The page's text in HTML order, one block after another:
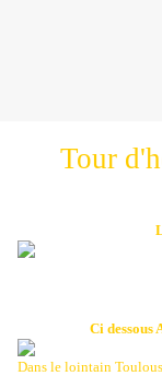
Tour
Ci dessous
Dans le lointain